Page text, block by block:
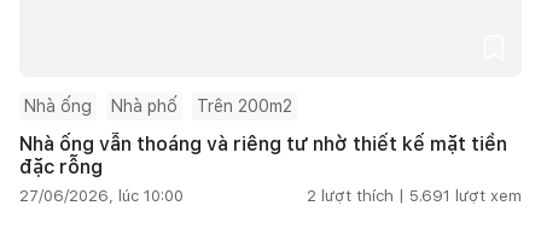
Nhà ống Nhà phố Trên 200m2
Nhà ống vẫn thoáng và riêng tư nhờ thiết kế mặt tiền
đặc rỗng
27/06/2026, lúc 10:00 2 lượt thích | 5.691 lượt xem